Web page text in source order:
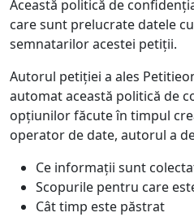
Această politică de
care sunt prelucrate datele
semnatarilor acestei petiții.
Autorul petiției a ales
automat această politică de
opțiunilor făcute în timpul
operator de date, autorul a
Ce informații sunt
Scopurile pentru care
Cât timp este păstrat